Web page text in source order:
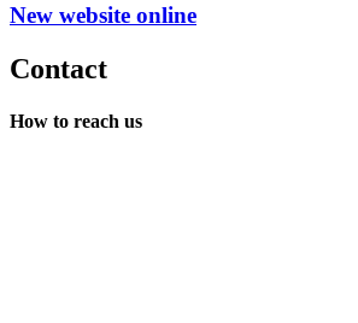
New website online
Contact
How to reach us